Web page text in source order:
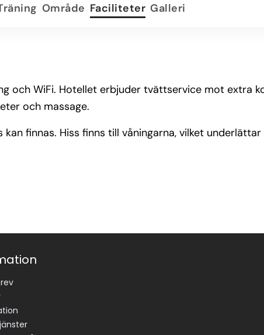
Område Faciliteter Galleri
och WiFi. Hotellet erbjuder tvättservice mot extra
och massage.
finnas. Hiss finns till våningarna, vilket